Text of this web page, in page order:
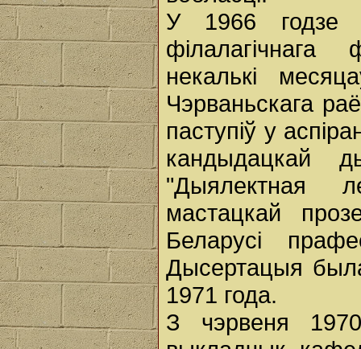
У 1966 годзе
некалькі
Чэрваньскага
паступіў у
кандыдацкай
"Дыялектная
мастацкай
Беларусі
Дысертацыя
1971 года.
З чэрвеня